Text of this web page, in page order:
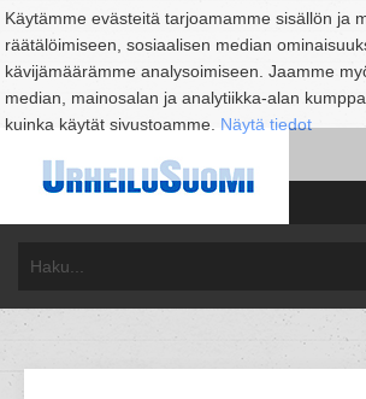
Käytämme evästeitä tarjoamamme sisällön ja
räätälöimiseen, sosiaalisen median
kävijämäärämme analysoimiseen. Jaamme
median, mainosalan ja analytiikka-alan
kuinka käytät sivustoamme. Näytä tiedot